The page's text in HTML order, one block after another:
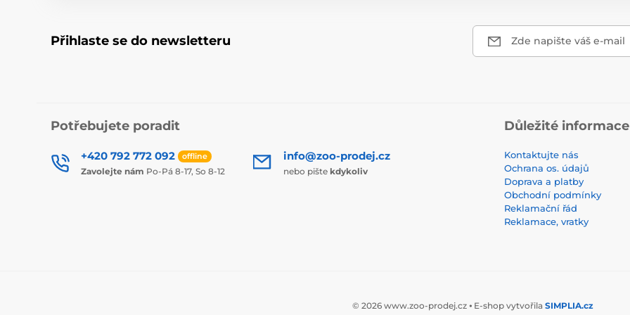
Přihlaste se do newsletteru Zde napište váš e-mail
Potřebujete poradit
+420 792 772 092 offline
Zavolejte nám Po-Pá 8-17, So 8-12
info@zoo-prodej.cz
nebo pište kdykoliv
Důležité informace
Kontaktujte nás
Ochrana os. údajů
Doprava a platby
Obchodní podmínky
Reklamační řád
Reklamace, vratky
© 2026 www.zoo-prodej.cz ⦁ E-shop vytvořila SIMPLIA.cz